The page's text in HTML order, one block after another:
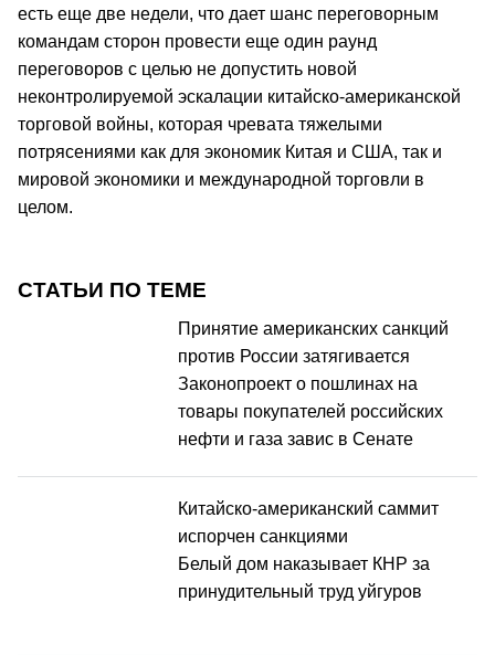
есть еще две недели, что дает шанс переговорным
командам сторон провести еще один раунд
переговоров с целью не допустить новой
неконтролируемой эскалации китайско-американской
торговой войны, которая чревата тяжелыми
потрясениями как для экономик Китая и США, так и
мировой экономики и международной торговли в
целом.
СТАТЬИ ПО ТЕМЕ
Принятие американских санкций
против России затягивается
Законопроект о пошлинах на
товары покупателей российских
нефти и газа завис в Сенате
Китайско-американский саммит
испорчен санкциями
Белый дом наказывает КНР за
принудительный труд уйгуров